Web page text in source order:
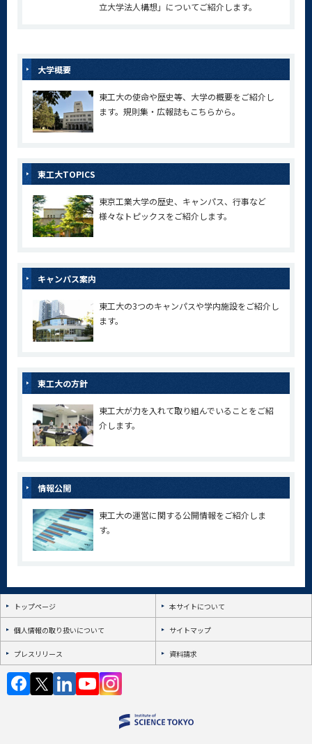
立大学法人構想」についてご紹介します。
大学概要
東工大の使命や歴史等、大学の概要をご紹介し
ます。規則集・広報誌もこちらから。
東工大TOPICS
東京工業大学の歴史、キャンパス、行事など
様々なトピックスをご紹介します。
キャンパス案内
東工大の3つのキャンパスや学内施設をご紹介し
ます。
東工大の方針
東工大が力を入れて取り組んでいることをご紹
介します。
情報公開
東工大の運営に関する公開情報をご紹介しま
す。
トップページ 本サイトについて
個人情報の取り扱いについて サイトマップ
プレスリリース 資料請求